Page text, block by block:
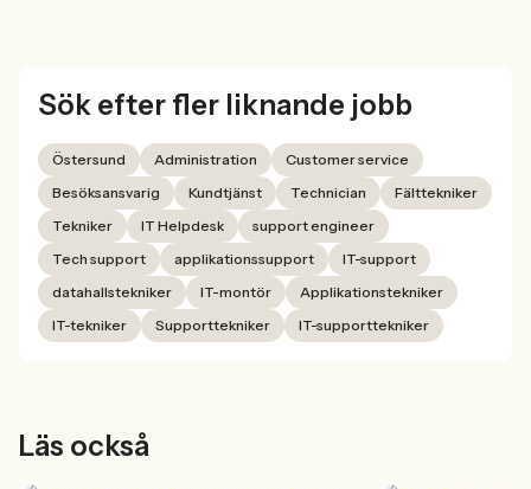
Sök efter fler liknande jobb
Östersund Administration
Customer service
Besöksansvarig
Kundtjänst Technician
Fälttekniker
Tekniker
IT Helpdesk
support engineer
Tech support
applikationssupport
IT-support
datahallstekniker
IT-montör
Applikationstekniker
IT-tekniker
Supporttekniker IT-supporttekniker
Läs också